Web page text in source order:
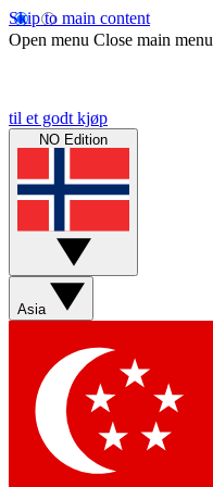
Skip to main content
Open menu Close main menu
til et godt kjøp
NO Edition
Asia